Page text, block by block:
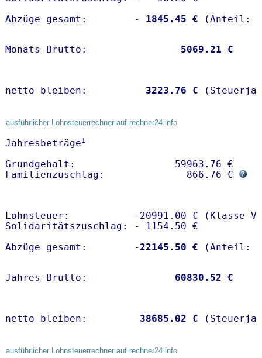
Abzüge gesamt:        -
1845.45 €
Monats-Brutto: 5069.21 €
netto bleiben: 3223.76 €
ausführlicher Lohnsteuerrechner auf rechner24.info
Jahresbeträge1
Grundgehalt:                 59963.76 €
Familienzuschlag:              866.76 €
Lohnsteuer:           -20991.00 € (Klasse V)
Solidaritätszuschlag: - 1154.50 €
Abzüge gesamt:        -22145.50 €
Jahres-Brutto: 60830.52 €
netto bleiben: 38685.02 €
ausführlicher Lohnsteuerrechner auf rechner24.info